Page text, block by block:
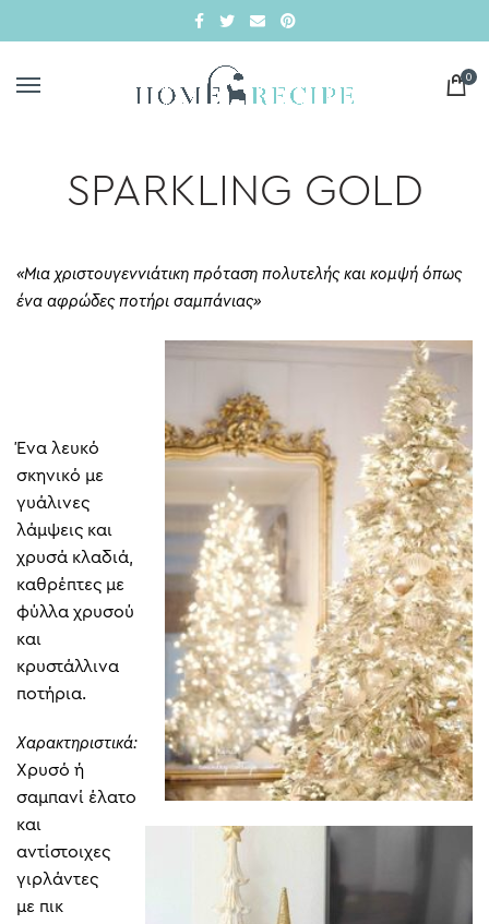
0
SPARKLING GOLD
«Μια χριστουγεννιάτικη πρόταση πολυτελής και κομψή όπως
ένα αφρώδες ποτήρι σαμπάνιας»
Ένα λευκό
σκηνικό με
γυάλινες
λάμψεις και
χρυσά κλαδιά,
καθρέπτες με
φύλλα χρυσού
και
κρυστάλλινα
ποτήρια.
Χαρακτηριστικά:
Χρυσό ή
σαμπανί έλατο
και
αντίστοιχες
γιρλάντες
με πικ